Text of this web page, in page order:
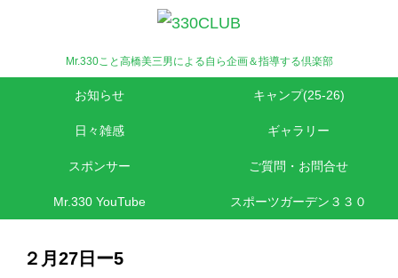
Mr.330こと高橋美三男による自ら企画＆指導する倶楽部
お知らせ キャンプ(25-26)
日々雑感 ギャラリー
スポンサー ご質問・お問合せ
Mr.330 YouTube スポーツガーデン３３０
２月27日ー5